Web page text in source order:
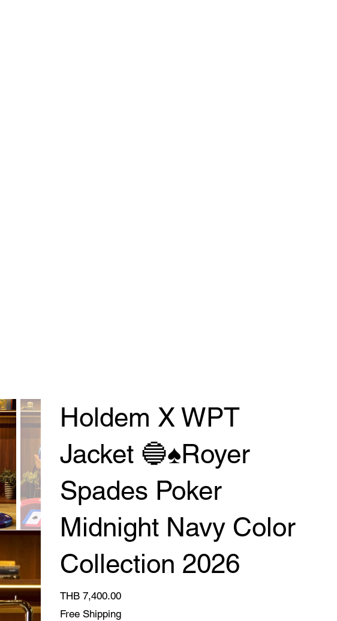
Holdem X WPT
Jacket 🔵♠️Royer
Spades Poker
Midnight Navy Color
Collection 2026
價
格
THB 7,400.00
Free Shipping